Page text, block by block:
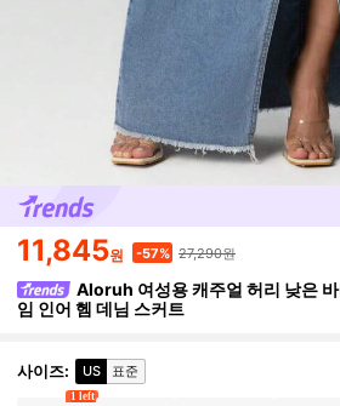
11,845원 -57% 27,290원
Aloruh 여성용 캐주얼 허리 낮은
임 인어 헴 데님 스커트
사이즈: US 표준
1 left